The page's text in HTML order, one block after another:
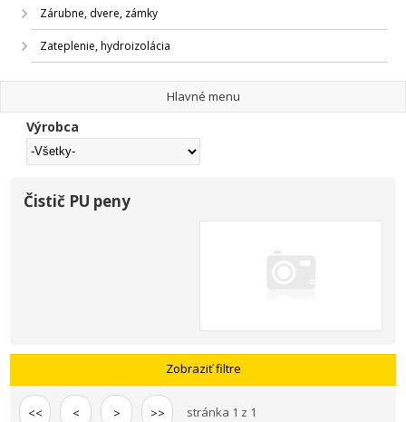
Zárubne, dvere, zámky
Zateplenie, hydroizolácia
Hlavné menu
Výrobca
Čistič PU peny
Zobraziť filtre
<< < > >> stránka 1 z 1